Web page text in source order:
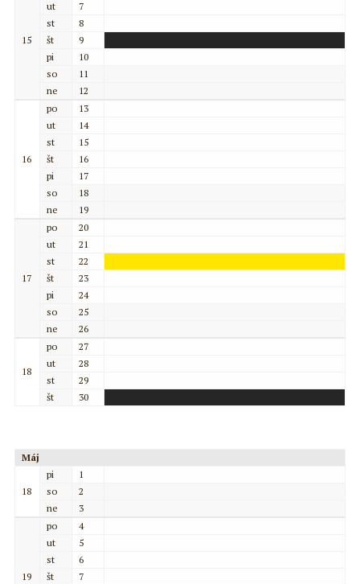
15
ut
7
st
8
št
9
pi
10
so
11
ne
12
16
po
13
ut
14
st
15
št
16
pi
17
so
18
ne
19
17
po
20
ut
21
st
22
št
23
pi
24
so
25
ne
26
18
po
27
ut
28
st
29
št
30
Máj
18
pi
1
so
2
ne
3
19
po
4
ut
5
st
6
št
7